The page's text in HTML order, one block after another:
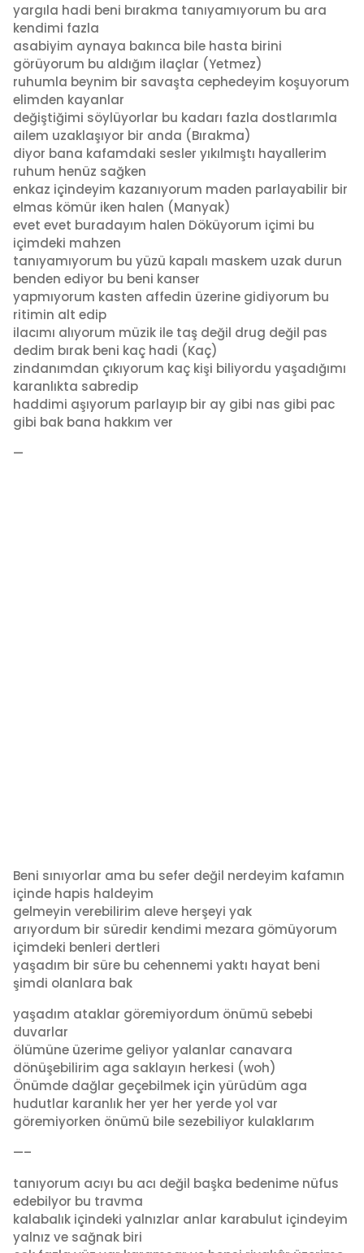
a
g
o
yargıla hadi beni bırakma tanıyamıyorum bu ara
kendimi fazla
asabiyim aynaya bakınca bile hasta birini
görüyorum bu aldığım ilaçlar (Yetmez)
ruhumla beynim bir savaşta cephedeyim koşuyorum
elimden kayanlar
değiştiğimi söylüyorlar bu kadarı fazla dostlarımla
ailem uzaklaşıyor bir anda (Bırakma)
diyor bana kafamdaki sesler yıkılmıştı hayallerim
ruhum henüz sağken
enkaz içindeyim kazanıyorum maden parlayabilir bir
elmas kömür iken halen (Manyak)
evet evet buradayım halen Döküyorum içimi bu
içimdeki mahzen
tanıyamıyorum bu yüzü kapalı maskem uzak durun
benden ediyor bu beni kanser
yapmıyorum kasten affedin üzerine gidiyorum bu
ritimin alt edip
ilacımı alıyorum müzik ile taş değil drug değil pas
dedim bırak beni kaç hadi (Kaç)
zindanımdan çıkıyorum kaç kişi biliyordu yaşadığımı
karanlıkta sabredip
haddimi aşıyorum parlayıp bir ay gibi nas gibi pac
gibi bak bana hakkım ver
—
Beni sınıyorlar ama bu sefer değil nerdeyim kafamın
içinde hapis haldeyim
gelmeyin verebilirim aleve herşeyi yak
arıyordum bir süredir kendimi mezara gömüyorum
içimdeki benleri dertleri
yaşadım bir süre bu cehennemi yaktı hayat beni
şimdi olanlara bak
yaşadım ataklar göremiyordum önümü sebebi
duvarlar
ölümüne üzerime geliyor yalanlar canavara
dönüşebilirim aga saklayın herkesi (woh)
Önümde dağlar geçebilmek için yürüdüm aga
hudutlar karanlık her yer her yerde yol var
göremiyorken önümü bile sezebiliyor kulaklarım
—–
tanıyorum acıyı bu acı değil başka bedenime nüfus
edebilyor bu travma
kalabalık içindeki yalnızlar anlar karabulut içindeyim
yalnız ve sağnak biri